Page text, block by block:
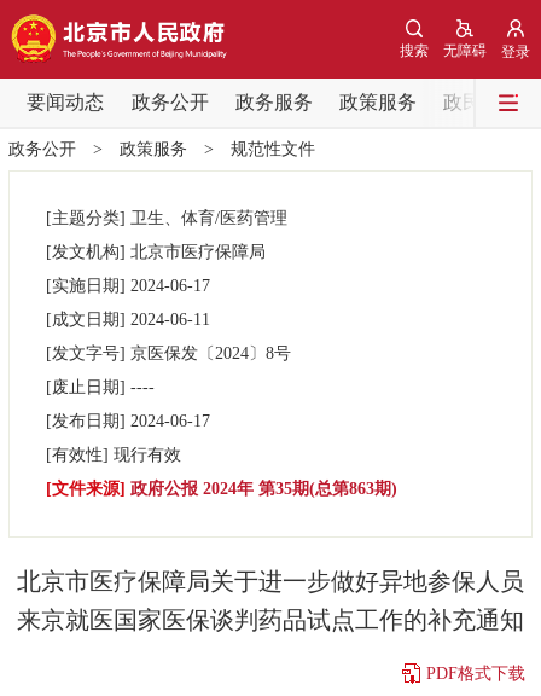
登录
无障碍
搜索
要闻动态 政务公开 政务服务 政策服务 政民互动
要闻动态
党中央精神 国务院信息
北京要闻 会议信息
政务公开
市领导
政策兑现 政策解读
决策公开 专题公开
政务服务
政务公开> 政策服务 > 规范性文件
[主题分类] 卫生、体育/医药管理
[发文机构] 北京市医疗保障局
[实施日期] 2024-06-17
[成文日期] 2024-06-11
[发文字号] 京医保发〔2024〕 8号
[废止日期] ----
[发布日期] 2024-06-17
[有效性] 现行有效
[文件来源] 政府公报 2024年 第35期(总第863期)
北京市医疗保障局关于进一步做好异地参保人员
来京就医国家医保谈判药品试点工作的补充通知
PDF格式下载